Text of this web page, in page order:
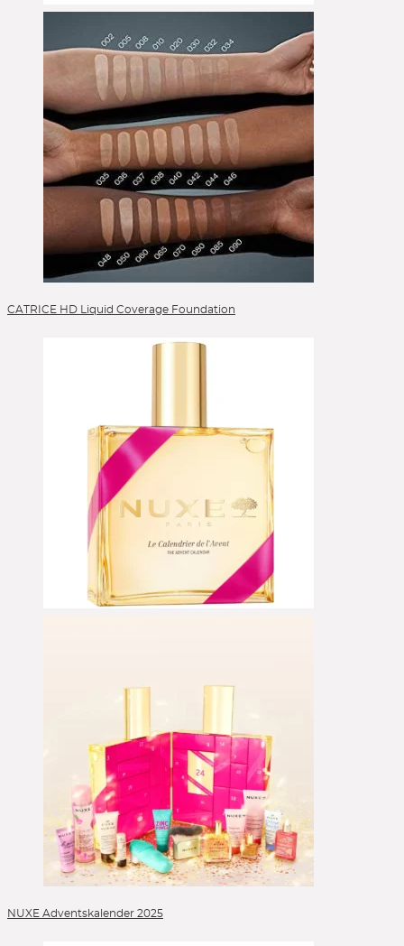
CATRICE HD Liquid Coverage Foundation
NUXE Adventskalender 2025